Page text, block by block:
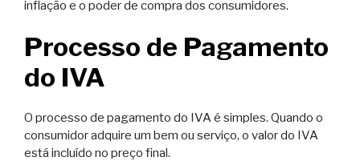
inflação e o poder de compra dos consumidores.
Processo de Pagamento
do IVA
O processo de pagamento do IVA é simples. Quando o
consumidor adquire um bem ou serviço, o valor do IVA
está incluído no preço final.